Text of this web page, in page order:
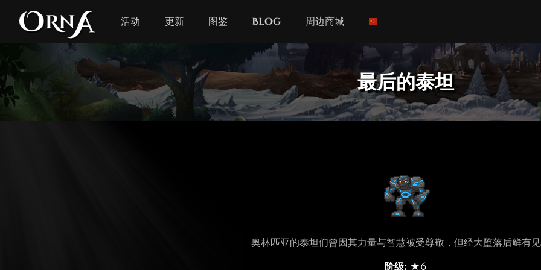
活动 更新 图鉴 Blog 周边商城
最后的泰坦
奥林匹亚的泰坦们曾因其力量与智慧被受尊敬，但经大堕落后鲜有
阶级: ★6